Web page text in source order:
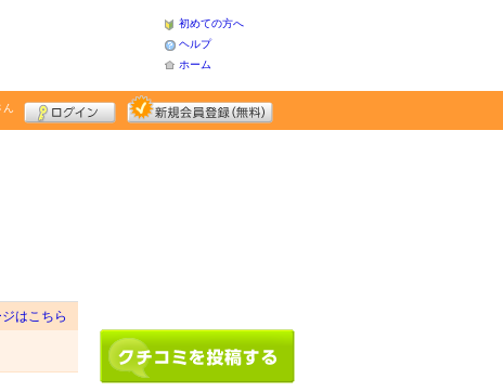
初めての方へ
ヘルプ
ホーム
ん
はこちら